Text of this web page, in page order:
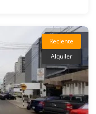
Reciente
Alquiler